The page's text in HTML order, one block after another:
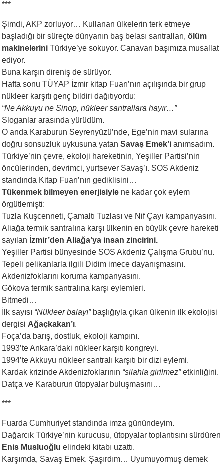
***
Şimdi, AKP zorluyor… Kullanan ülkelerin terk etmeye
başladığı bir süreçte dünyanın baş belası santralları,ölüm
makinelerini Türkiye’ye sokuyor. Canavarı başımıza musallat
ediyor.
Buna karşın direniş de sürüyor.
Hafta sonu TÜYAP İzmir kitap Fuarı’nın açılışında bir grup
nükleer karşıtı genç bildiri dağıtıyordu:
“Ne Akkuyu ne Sinop, nükleer santrallara hayır…”
Sloganlar arasında yürüdüm.
O anda Karaburun Seyrenyüzü’nde, Ege’nin mavi sularına
doğru sonsuzluk uykusuna yatanSavaş Emek’ianımsadım.
Türkiye’nin çevre, ekoloji hareketinin, Yeşiller Partisi’nin
öncülerinden, devrimci, yurtsever Savaş’ı. SOS Akdeniz
standında Kitap Fuarı’nın gediklisini…
Tükenmek bilmeyen enerjisiyle ne kadar çok eylem
örgütlemişti:
Tuzla Kuşcenneti, Çamaltı Tuzlası ve Nif Çayı kampanyasını.
Aliağa termik santralına karşı ülkenin en büyük çevre hareketi
sayılan İzmir’den Aliağa’ya insan zincirini.
Yeşiller Partisi bünyesinde SOS Akdeniz Çalışma Grubu’nu.
Tepeli pelikanlarla ilgili Didim imece dayanışmasını.
Akdenizfoklarını koruma kampanyasını.
Gökova termik santralına karşı eylemleri.
Bitmedi…
İlk sayısı “Nükleer balayı” başlığıyla çıkan ülkenin ilk ekolojisi
dergisi Ağaçkakan’ı.
Foça’da barış, dostluk, ekoloji kampını.
1993’te Ankara’daki nükleer karşıtı kongreyi.
1994’te Akkuyu nükleer santralı karşıtı bir dizi eylemi.
Kardak krizinde Akdenizfoklarının “silahla girilmez”etkinliğini.
Datça ve Karaburun ütopyalar buluşmasını…
***
Fuarda Cumhuriyet standında imza günündeyim.
Dağarcık Türkiye’nin kurucusu, ütopyalar toplantısını sürdüren
Enis Musluoğluelindeki kitabı uzattı.
Karşımda, Savaş Emek. Şaşırdım… Uyumuyormuş demek